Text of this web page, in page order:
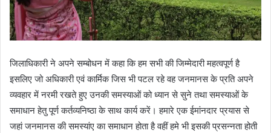
जिलाधिकारी ने अपने सम्बोधन में कहा कि हम सभी की जिम्मेदारी महत्वपूर्ण है
इसलिए जो अधिकारी एवं कार्मिक जिस भी पटल रहे वह जनमानस के प्रति अपने
व्यवहार में नरमी रखते हुए उनकी समस्याओं को ध्यान से सुने तथा समस्याओं के
समाधान हेतु पूर्ण कर्तव्यनिष्ठा के साथ कार्य करें। हमारे एक ईमांनदार प्रयास से
जहां जनमानस की समस्यांए का समाधान होता है वहीं हमे भी इसकी प्रसन्नता होती